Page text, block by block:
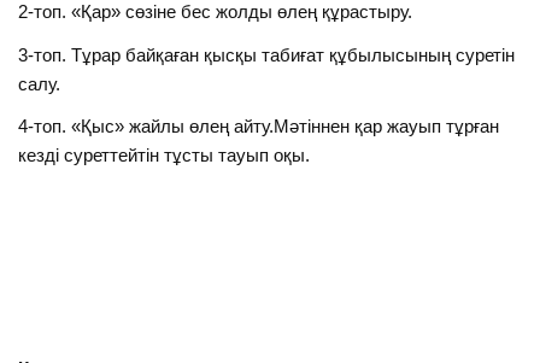
2-топ. «Қар» сөзіне бес жолды өлең құрастыру.
3-топ. Тұрар байқаған қысқы табиғат құбылысының суретін
салу.
4-топ. «Қыс» жайлы өлең айту.Мәтіннен қар жауып тұрған
кезді суреттейтін тұсты тауып оқы.